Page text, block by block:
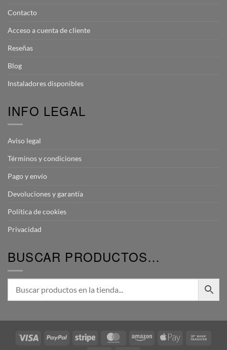
Contacto
Acceso a cuenta de cliente
Reseñas
Blog
Instaladores disponibles
INFO LEGAL
Aviso legal
Términos y condiciones
Pago y envío
Devoluciones y garantía
Política de cookies
Privacidad
BUSCAR PRODUCTOS…
Visa PayPal Stripe MasterCardAmazon Apple